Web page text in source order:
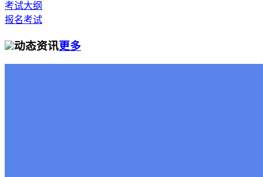
考试大纲
报名考试
动态资讯更多